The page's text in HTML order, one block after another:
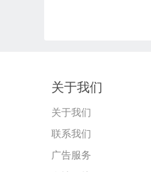
关于我们
关于我们
联系我们
广告服务